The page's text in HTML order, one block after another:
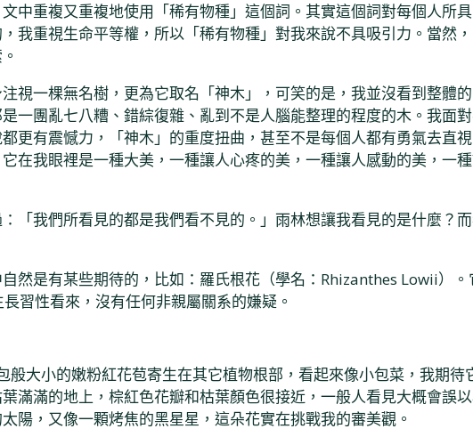
中重複又重複地使用「稀有物種」這個詞。其實這個詞對每個人所
我重視生命平等權，所以「稀有物種」對我來說不具吸引力。當然
視一棵無名樹，更為它取名「神木」，可笑的是，我並沒看到整體
團亂七八糟、錯綜復雜、亂到不是人腦能整理的程度的木。我面
更有震憾力，「神木」的重度扭曲，甚至不是每個人都有勇氣去直
在我眼裡是一種大美，一種讓人心疼的美，一種讓人感動的美，一
「我們所看見的都是我們看不見的。」雨林想讓我看見的是什麼？
然是有某些期待的，比如：羅氏根花（學名：Rhizanthes Lowii）
習性看來，沒有任何非親屬關系的嫌疑。
大小的嫩粉紅花苞寄生在其它植物根部，看起來像小包菜，我期待
滿滿的地上，棕紅色花瓣和枯葉顏色很接近，一般人看見大概會誤
陽，又像一顆烤焦的黑星星，這朵花實在挑戰我的審美觀。